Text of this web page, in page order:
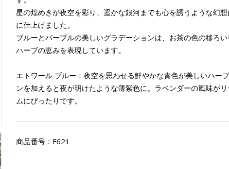
星の煌めきが夜空を彩り、遥かな銀河までも心を誘うような幻
に仕上げました。
ブルーとパープルの美しいグラデーションは、お茶の色の移ろ
ハーブの恵みを表現しています。
エトワール ブルー：夜空を思わせる鮮やかな青色が美しいハー
ンを加えると夜が明けたような薄紫色に。ラベンダーの風味が
ムにぴったりです。
商品番号： F621